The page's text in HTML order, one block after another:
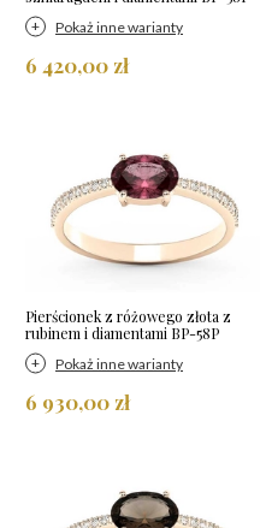
Pokaż inne warianty
6 420,00 zł
Pierścionek z różowego złota z
rubinem i diamentami BP-58P
Pokaż inne warianty
6 930,00 zł